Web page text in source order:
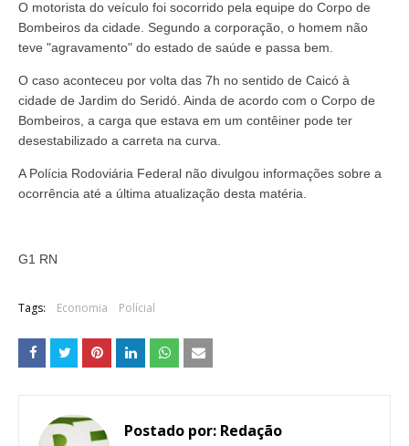
O motorista do veículo foi socorrido pela equipe do Corpo de
Bombeiros da cidade. Segundo a corporação, o homem não
teve "agravamento" do estado de saúde e passa bem.
O caso aconteceu por volta das 7h no sentido de Caicó à
cidade de Jardim do Seridó. Ainda de acordo com o Corpo de
Bombeiros, a carga que estava em um contêiner pode ter
desestabilizado a carreta na curva.
A Polícia Rodoviária Federal não divulgou informações sobre a
ocorrência até a última atualização desta matéria.
G1 RN
Tags: Economia Polícial
Postado por: Redação